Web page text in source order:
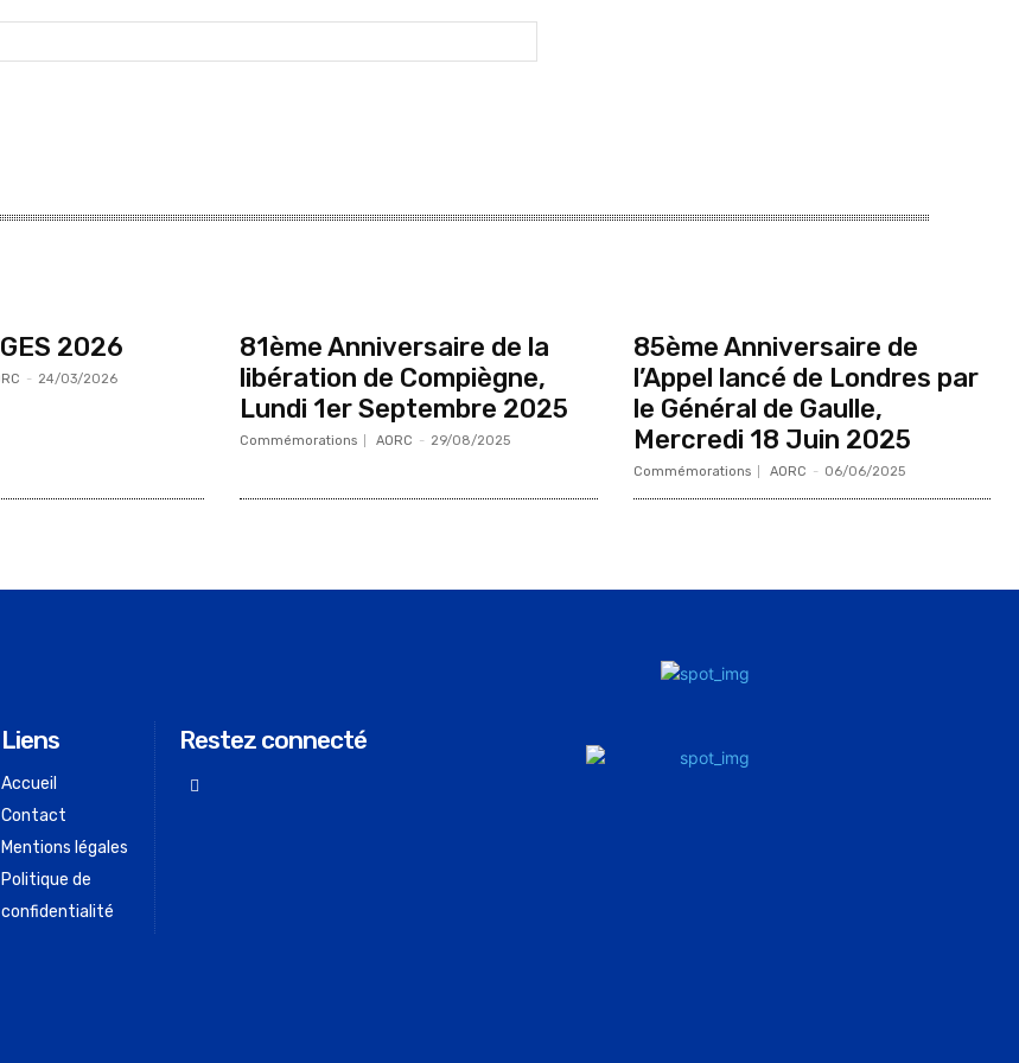
2026
- 24/03/2026
81ème Anniversaire de la
libération de Compiègne,
Lundi 1er Septembre 2025
Commémorations AORC - 29/08/2025
85ème Anniversaire de
l’Appel lancé de Londres par
le Général de Gaulle,
Mercredi 18 Juin 2025
Commémorations AORC - 06/06/2025
Liens
Accueil
Contact
Mentions légales
Politique de
confidentialité
Restez connecté